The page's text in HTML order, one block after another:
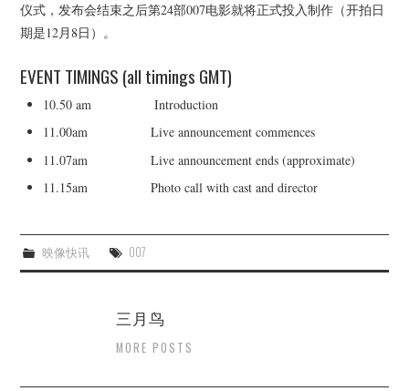
电影档期
推荐电影
仪式，发布会结束之后第24部007电影就将正式投入制作（开拍日
期是12月8日）。
EVENT TIMINGS (all timings GMT)
10.50 am Introduction
11.00am Live announcement commences
11.07am Live announcement ends (approximate)
11.15am Photo call with cast and director
映像快讯 007
三月鸟
MORE POSTS